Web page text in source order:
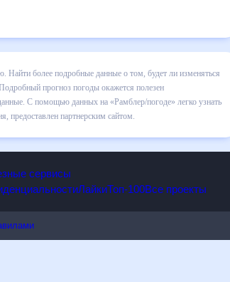
сегодня, завтра, неделю. Найти более
прогноз осадков и т.д., можно на
людям, потому что его дополняют
«Рамблер/погоде» легко узнать